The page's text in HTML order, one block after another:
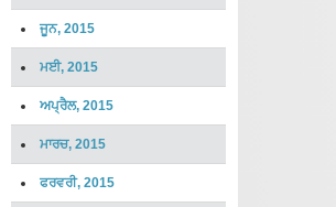
ਜੂਨ, 2015
ਮਈ, 2015
ਅਪ੍ਰੈਲ, 2015
ਮਾਰਚ, 2015
ਫਰਵਰੀ, 2015